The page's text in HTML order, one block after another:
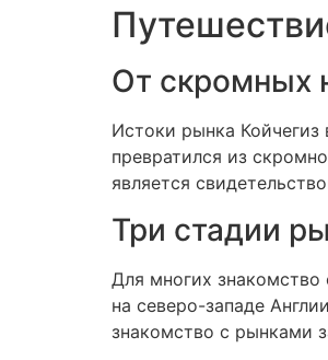
От скромных
Истоки рынка
превратился из
является
Три стадии
Для многих
на северо-западе
знакомство с рынками